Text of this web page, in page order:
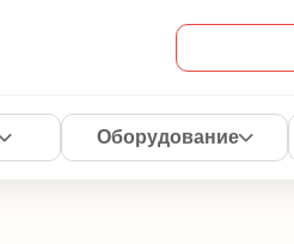
Оборудование